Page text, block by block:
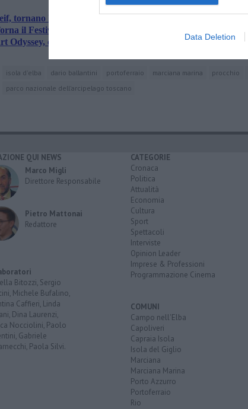
Data Deletion
tornano le esperienze gratuite
il Festival Seif per la tutela del mare
Odyssey, così si valorizza l'arcipelago
isola d'elba dario ballantini portoferraio marciana marina procchio
parco nazionale dell'arcipelago toscano
QUI NEWS
Marco Migli
Direttore Responsabile
Pietro Mattonai
Redattore
Bitozzi, Sergio
Michele Bufalino,
Caffieri, Linda
Dina Laurenzi,
Nocciolini, Paolo
Gabriele
Paola Silvi.
CATEGORIE
Cronaca
Politica
Attualità
Economia
Cultura
Sport
Spettacoli
Interviste
Opinion Leader
Imprese & Professioni
Programmazione Cinema
COMUNI
Campo nell'Elba
Capoliveri
Capraia Isola
Isola del Giglio
Marciana
Marciana Marina
Porto Azzurro
Portoferraio
Rio